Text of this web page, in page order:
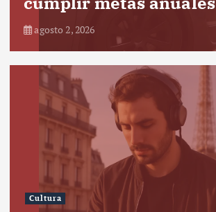
agosto 2, 2026
Cultura